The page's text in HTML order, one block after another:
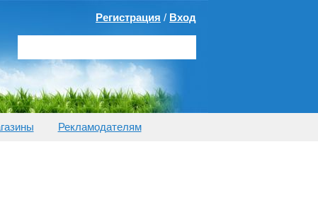
Регистрация / Вход
Рекламодателям